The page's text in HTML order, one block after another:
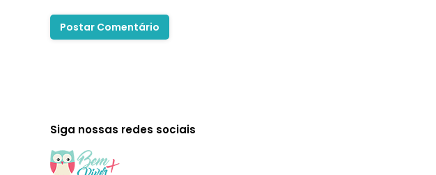
Postar Comentário
Siga nossas redes sociais